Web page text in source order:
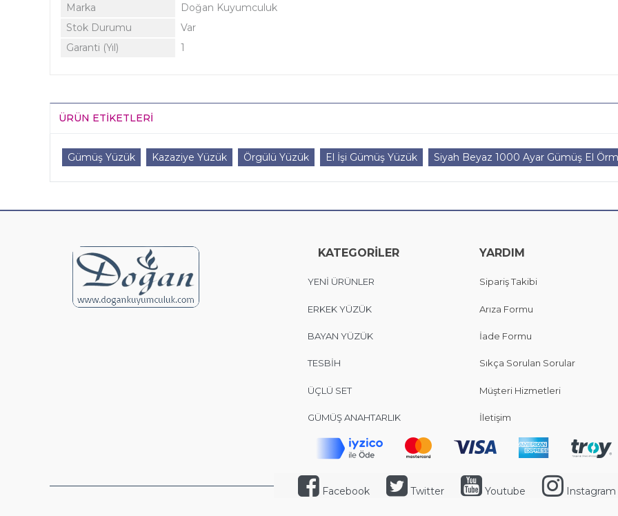
Marka
Doğan Kuyumculuk
Stok Durumu
Var
Garanti (Yıl)
1
ÜRÜN ETIKETLERI
Gümüş Yüzük Kazaziye Yüzük Örgülü Yüzük El İşi Gümüş Yüzük Siyah Beyaz 1000 Ayar Gümüş El
KATEGORİLER
YENİ ÜRÜNLER
ERKEK YÜZÜK
BAYAN YÜZÜK
TESBİH
ÜÇLÜ SET
GÜMÜŞ ANAHTARLIK
YARDIM
Sipariş Takibi
Arıza Formu
İade Formu
Sıkça Sorulan Sorular
Müşteri Hizmetleri
İletişim
Facebook Twitter Youtube Instagram